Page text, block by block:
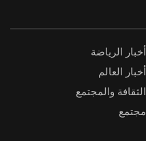
أخبار الرياضة
أخبار العالم
الثقافة والمجتمع
مجتمع